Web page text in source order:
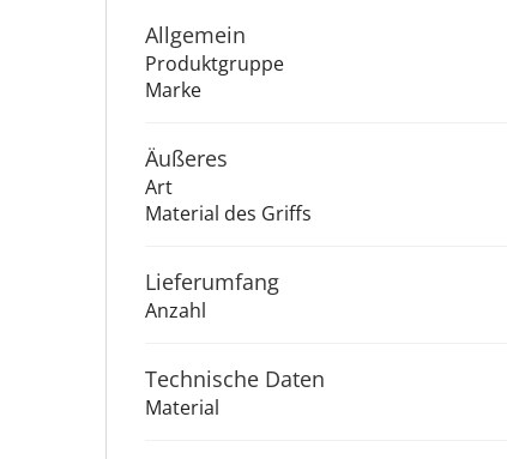
Allgemein
Produktgruppe
Marke
Äu­ße­res
Art
Material des Griffs
Lieferumfang
Anzahl
Technische Daten
Material